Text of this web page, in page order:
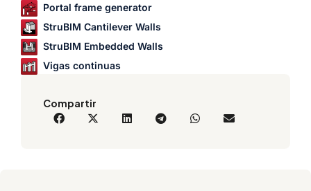
Compartir
Portal frame generator
StruBIM Cantilever Walls
StruBIM Embedded Walls
Vigas continuas